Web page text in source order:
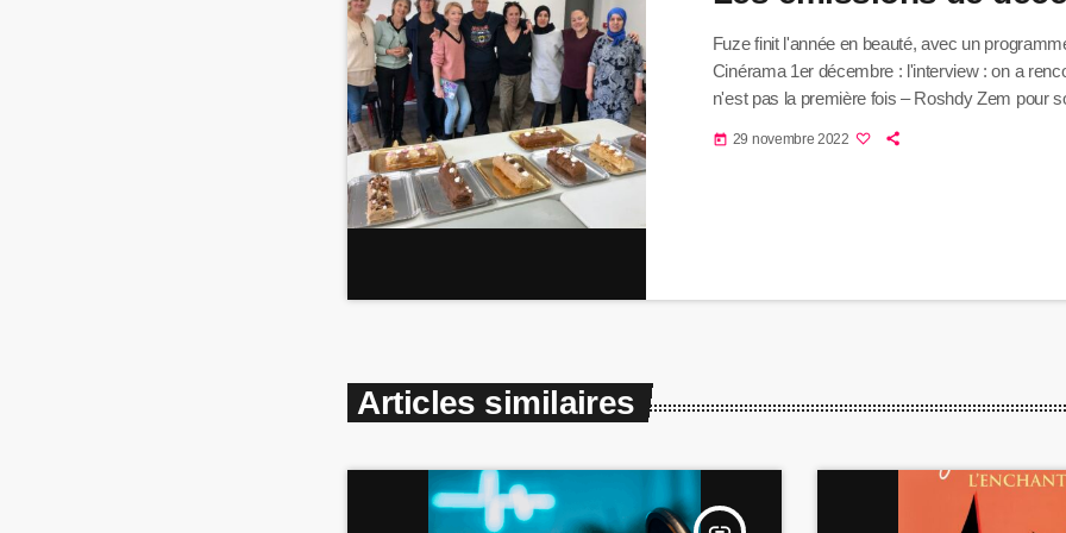
Fuze finit l'année en beauté, avec un
Cinérama 1er décembre : l'interview : on a
n'est pas la première fois – Roshdy Zem pour
Les chroniques : Les Miens / Les Amandiers /
today 29 novembre 2022
Articles similaires